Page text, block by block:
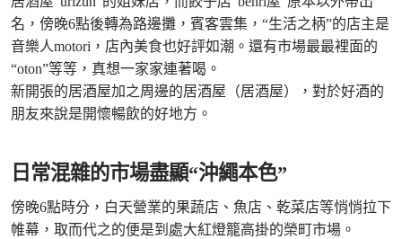
名，傍晚6點後轉為路邊攤，賓客雲集，“生活之柄”的店主是
音樂人motori，店內美食也好評如潮。還有市場最最裡面的
“oton”等等，真想一家家連著喝。
新開張的居酒屋加之周邊的居酒屋（居酒屋），對於好酒的
朋友來說是開懷暢飲的好地方。
日常混雜的市場盡顯“沖繩本色”
傍晚6點時分，白天營業的果蔬店、魚店、乾菜店等悄悄拉下
帷幕，取而代之的便是到處大紅燈籠高掛的榮町市場。